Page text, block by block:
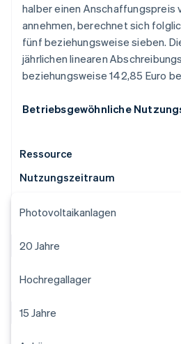
halber einen Anschaffungspreis
annehmen, berechnet sich
fünf beziehungsweise sieben.
jährlichen linearen
beziehungsweise 142,85 Euro
Betriebsgewöhnliche
Ressource
Nutzungszeitraum
Photovoltaikanlagen
20 Jahre
Hochregallager
15 Jahre